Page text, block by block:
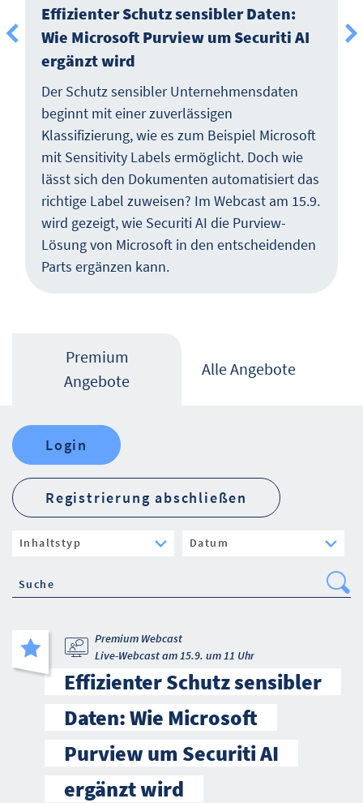
Effizienter Schutz sensibler Daten:
Wie Microsoft Purview um Securiti AI
ergänzt wird
Der Schutz sensibler Unternehmensdaten
beginnt mit einer zuverlässigen
Klassifizierung, wie es zum Beispiel Microsoft
mit Sensitivity Labels ermöglicht. Doch wie
lässt sich den Dokumenten automatisiert das
richtige Label zuweisen? Im Webcast am 15.9.
wird gezeigt, wie Securiti AI die Purview-
Lösung von Microsoft in den entscheidenden
Parts ergänzen kann.
Premium
Angebote
Alle Angebote
Login
Registrierung abschließen
Premium Webcast
Live-Webcast am 15.9. um 11 Uhr
Effizienter Schutz sensibler
Daten: Wie Microsoft
Purview um Securiti AI
ergänzt wird